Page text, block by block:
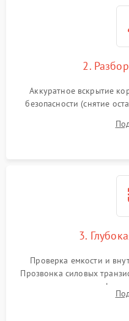
2.
Аккуратное вскрытие
безопасности (снятие
и кистей для
3.
Проверка емкости и
Прозвонка силовых
переключения и
конденсаторов и